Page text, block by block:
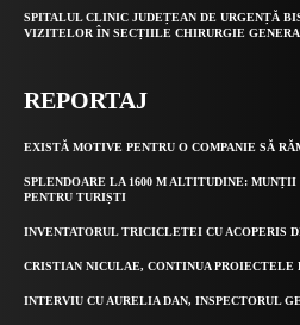
SPITALUL CLINIC JUDEȚEAN DE URGENȚĂ
VIZITELOR ÎN SECȚIILE CHIRURGIE
REPORTAJ
EXISTĂ MOTIVE PENTRU O COMPANIE SĂ
SPLENDOARE LA 1600 M ALTITUDINE:
PENTRU TURIȘTI
INVENTATORUL TRICICLETEI CU ACOPERIS
CRISTIAN NICULAE, CONTINUA PROIECTELE
INTERVIU CU AURELIA DAN, INSPECTORUL